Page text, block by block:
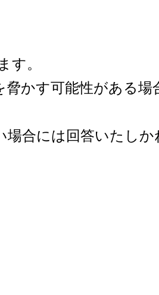
す。
かす可能性がある場
合には回答いたしか